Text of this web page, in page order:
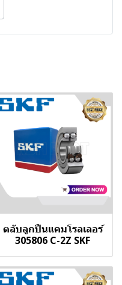
ตลับลูกปืนแคมโรลเลอร์
305806 C-2Z SKF